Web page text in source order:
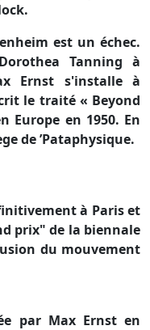
est un échec.
Tanning à
Ernst s'installe à
le traité « Beyond
Europe en 1950. En
de ’Pataphysique.
à Paris et
prix" de la biennale
du mouvement
par Max Ernst en